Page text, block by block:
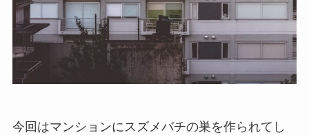
今回はマンションにスズメバチの巣を作られてし